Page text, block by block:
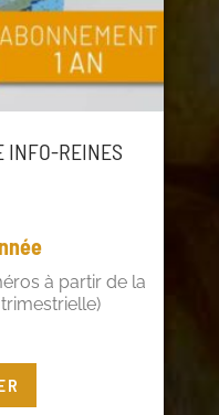
INFO-REINES
à partir de la
de 5€ de
!